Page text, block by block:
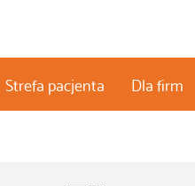
Strefa pacjenta Dla firm